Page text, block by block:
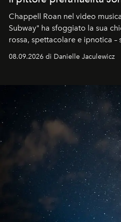
Chappell Roan nel video
Subway" ha sfoggiato la sua
rossa, spettacolare e ipnotica –
dell'autunno?
08.09.2026 di Danielle Jaculewicz